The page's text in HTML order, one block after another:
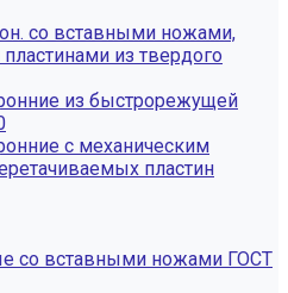
со вставными ножами,
из твердого
из быстрорежущей
с механическим
пластин
со вставными ножами ГОСТ